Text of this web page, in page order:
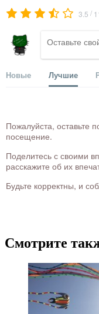
3.5 /
Новые Лучшие
Пожалуйста, оставьте
посещение.
Поделитесь с своими
расскажите об их
Будьте корректны, и
Смотрите